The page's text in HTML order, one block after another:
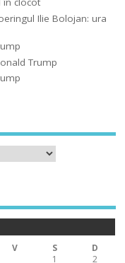
Ilie Bolojan: ura
Trump
V S
D
1
2